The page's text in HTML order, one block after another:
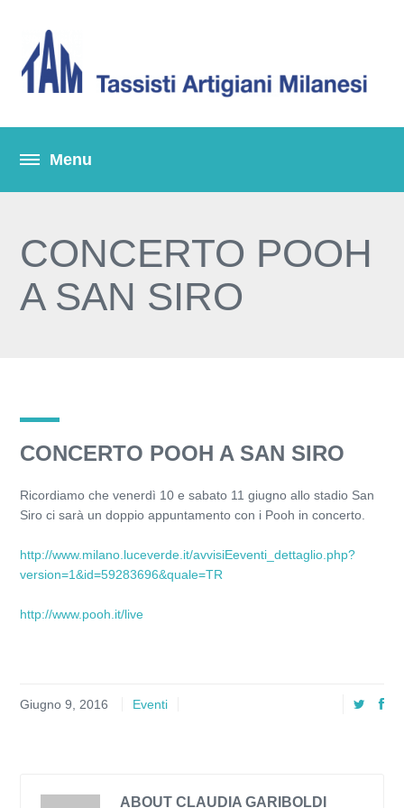
CONCERTO POOH
A SAN SIRO
CONCERTO POOH A SAN SIRO
Ricordiamo che venerdì 10 e sabato 11 giugno allo stadio San
Siro ci sarà un doppio appuntamento con i Pooh in concerto.
http://www.milano.luceverde.it/avvisiEeventi_dettaglio.php?
version=1&id=59283696&quale=TR
http://www.pooh.it/live
Giugno 9, 2016 Eventi
ABOUT CLAUDIA GARIBOLDI